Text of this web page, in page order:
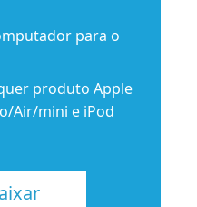
para o
produto Apple
Air/mini e iPod